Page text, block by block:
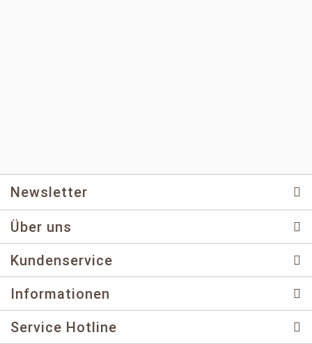
Newsletter
Über uns
Kundenservice
Informationen
Service Hotline